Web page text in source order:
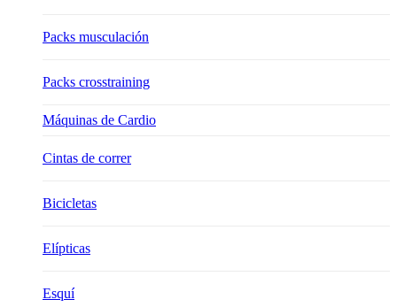
Packs musculación
Packs crosstraining
Máquinas de Cardio
Cintas de correr
Bicicletas
Elípticas
Esquí